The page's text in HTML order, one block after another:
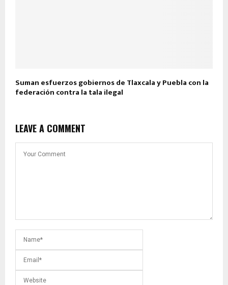
Suman esfuerzos gobiernos de Tlaxcala y Puebla con la
federación contra la tala ilegal
LEAVE A COMMENT